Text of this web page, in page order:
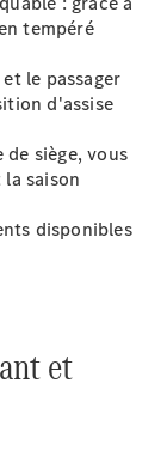
tempéré
le passager
d'assise
siège, vous
saison
disponibles
et